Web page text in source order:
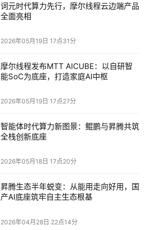
词元时代算力先行，摩尔线程云边端产品
全面亮相
2026年05月19日 17点31分
摩尔线程发布MTT AICUBE：以自研智
能SoC为底座，打造家庭AI中枢
2026年05月19日 17点27分
智能体时代算力新图景：鲲鹏与昇腾共筑
全栈创新底座
2026年05月18日 17点20分
昇腾生态半年蜕变：从能用走向好用，国
产AI底座筑牢自主生态根基
2026年04月28日 22点14分